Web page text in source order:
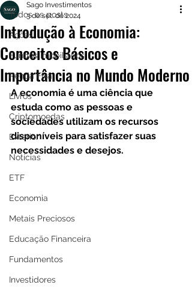
Todos os posts
Ações
Fundos Imobiliários
Renda Fixa
Livros
Criptomoedas
Exterior
Notícias
ETF
Economia
Metais Preciosos
Educação Financeira
Fundamentos
Investidores
Introdução à Economia:
Conceitos Básicos e
Importância no Mundo Moderno
Sago Investimentos
3 de set. de 2024
A economia é uma ciência que
estuda como as pessoas e
sociedades utilizam os recursos
disponíveis para satisfazer suas
necessidades e desejos.